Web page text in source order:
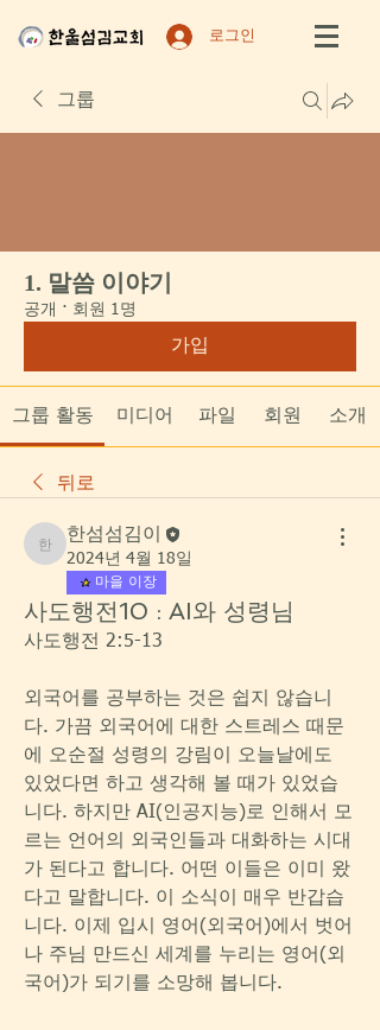
로그인
그룹
1. 말씀 이야기
공개 · 회원 1명
가입
그룹 활동 미디어 파일 회원 소개
뒤로
한섬섬김이
한섬섬김이
2024년 4월 18일
마을 이장
사도행전10 : AI와 성령님
사도행전 2:5-13
외국어를 공부하는 것은 쉽지 않습니
다. 가끔 외국어에 대한 스트레스 때문
에 오순절 성령의 강림이 오늘날에도
있었다면 하고 생각해 볼 때가 있었습
니다. 하지만 AI(인공지능)로 인해서 모
르는 언어의 외국인들과 대화하는 시대
가 된다고 합니다. 어떤 이들은 이미 왔
다고 말합니다. 이 소식이 매우 반갑습
니다. 이제 입시 영어(외국어)에서 벗어
나 주님 만드신 세계를 누리는 영어(외
국어)가 되기를 소망해 봅니다.